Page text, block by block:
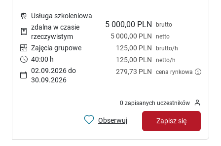
5 000,00 PLN brutto
5 000,00 PLN netto
125,00 PLN brutto/h
125,00 PLN netto/h
279,73 PLN cena rynkowa
Usługa szkoleniowa
zdalna w czasie
rzeczywistym
Zajęcia grupowe
40:00 h
02.09.2026 do
30.09.2026
0 zapisanych uczestników
Obserwuj Zapisz się